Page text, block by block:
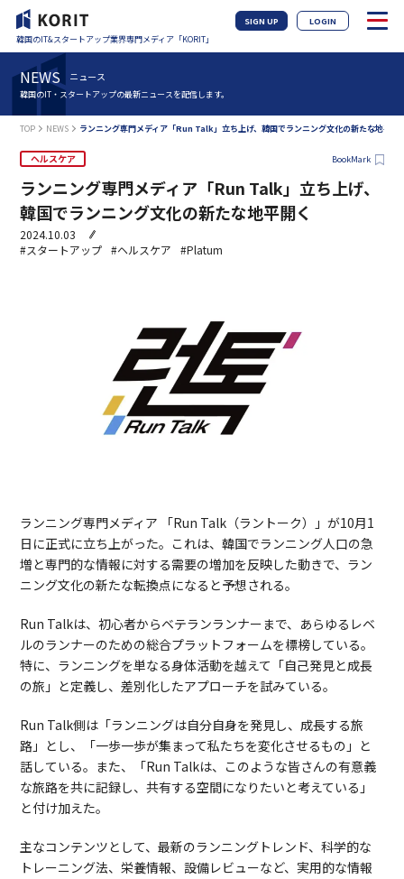
韓国のIT&スタートアップ業界専門メディア「KORIT」
SIGN UP LOGIN
NEWS ニュース
韓国のIT・スタートアップの最新ニュースを配信します。
TOP NEWS ランニング専門メディア「Run Talk」立ち上げ、韓国でランニング文化の新たな地平開
ヘルスケア BookMark
ランニング専門メディア「Run Talk」立ち上げ、
韓国でランニング文化の新たな地平開く
2024.10.03
#スタートアップ
#ヘルスケア #Platum
ランニング専門メディア 「Run Talk（ラントーク）」が10月1
日に正式に立ち上がった。これは、韓国でランニング人口の急
増と専門的な情報に対する需要の増加を反映した動きで、ラン
ニング文化の新たな転換点になると予想される。
Run Talkは、初心者からベテランランナーまで、あらゆるレベ
ルのランナーのための総合プラットフォームを標榜している。
特に、ランニングを単なる身体活動を越えて「自己発見と成長
の旅」と定義し、差別化したアプローチを試みている。
Run Talk側は「ランニングは自分自身を発見し、成長する旅
路」とし、「一歩一歩が集まって私たちを変化させるもの」と
話している。また、「Run Talkは、このような皆さんの有意義
な旅路を共に記録し、共有する空間になりたいと考えている」
と付け加えた。
主なコンテンツとして、最新のランニングトレンド、科学的な
トレーニング法、栄養情報、設備レビューなど、実用的な情報